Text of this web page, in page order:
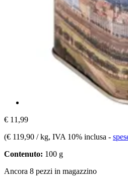
€ 11,99
(€ 119,90 / kg, IVA 10% inclusa -
Contenuto: 100 g
Ancora 8 pezzi in magazzino